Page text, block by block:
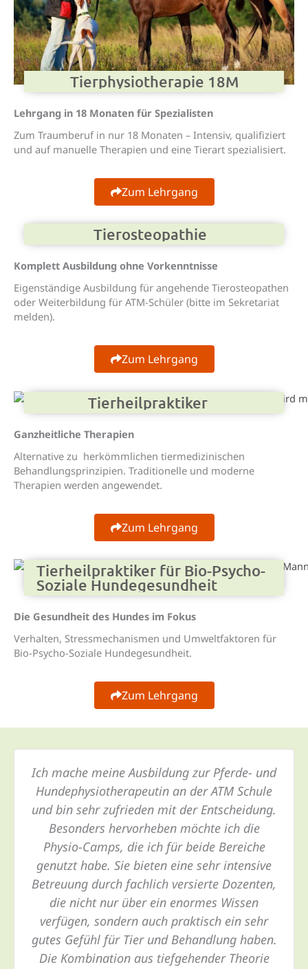
Tier­physio­therapie 18M
Lehrgang in 18 Monaten für Spezialisten
Zum Traumberuf in nur 18 Monaten – Intensiv, qualifiziert
und auf manuelle Therapien und eine Tierart spezialisiert.
Zum Lehrgang
Tierosteopathie
Komplett Ausbildung ohne Vorkenntnisse
Eigenständige Ausbildung für angehende Tierosteopathen
oder Weiterbildung für ATM-Schüler (bitte im Sekretariat
melden).
Zum Lehrgang
Tier­heil­praktiker
Ganzheitliche Therapien
Alternative zu herkömmlichen tiermedizinischen
Behandlungsprinzipien. Traditionelle und moderne
Therapien werden angewendet.
Zum Lehrgang
Tierheilpraktiker für Bio-Psycho-
Soziale Hundegesundheit
Die Gesundheit des Hundes im Fokus
Verhalten, Stressmechanismen und Umweltfaktoren für
Bio-Psycho-Soziale Hundegesundheit.
Zum Lehrgang
Ich mache meine Ausbildung zur Pferde- und
Hundephysiotherapeutin an der ATM Schule
und bin sehr zufrieden mit der Entscheidung.
Besonders hervorheben möchte ich die
Physio-Camps, die ich für beide Bereiche
genutzt habe. Sie bieten eine sehr intensive
Betreuung durch fachlich versierte Dozenten,
die nicht nur über ein enormes Wissen
verfügen, sondern auch praktisch ein sehr
gutes Gefühl für Tier und Behandlung haben.
Die Kombination aus tiefgehender Theorie